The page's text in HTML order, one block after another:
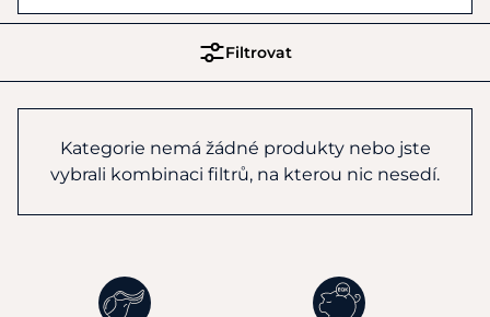
Filtrovat
Kategorie nemá žádné produkty nebo jste
vybrali kombinaci filtrů, na kterou nic nesedí.